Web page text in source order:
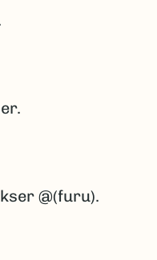
@(furu).